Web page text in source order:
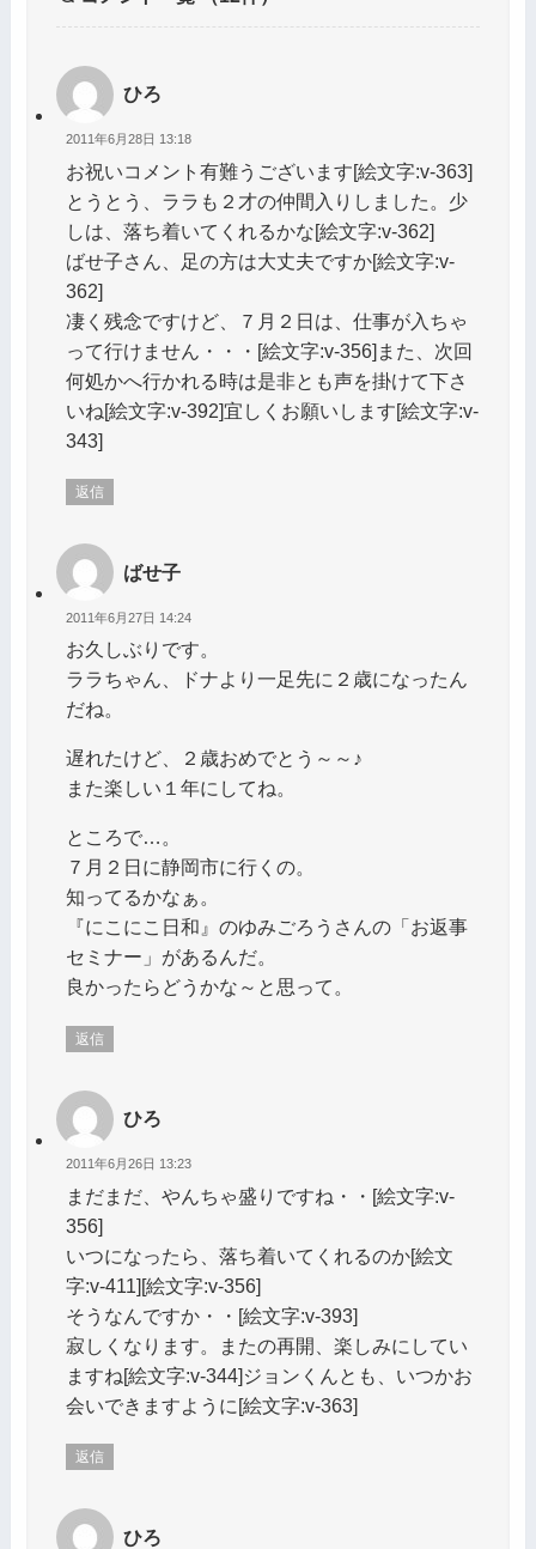
ひろ
2011年6月28日 13:18
お祝いコメント有難うございます[絵文字:v-363]
とうとう、ララも２才の仲間入りしました。少
しは、落ち着いてくれるかな[絵文字:v-362]
ばせ子さん、足の方は大丈夫ですか[絵文字:v-
362]
凄く残念ですけど、７月２日は、仕事が入ちゃ
って行けません・・・[絵文字:v-356]また、次回
何処かへ行かれる時は是非とも声を掛けて下さ
いね[絵文字:v-392]宜しくお願いします[絵文字:v-
343]
返信
ばせ子
2011年6月27日 14:24
お久しぶりです。
ララちゃん、ドナより一足先に２歳になったん
だね。
遅れたけど、２歳おめでとう～～♪
また楽しい１年にしてね。
ところで…。
７月２日に静岡市に行くの。
知ってるかなぁ。
『にこにこ日和』のゆみごろうさんの「お返事
セミナー」があるんだ。
良かったらどうかな～と思って。
返信
ひろ
2011年6月26日 13:23
まだまだ、やんちゃ盛りですね・・[絵文字:v-
356]
いつになったら、落ち着いてくれるのか[絵文
字:v-411][絵文字:v-356]
そうなんですか・・[絵文字:v-393]
寂しくなります。またの再開、楽しみにしてい
ますね[絵文字:v-344]ジョンくんとも、いつかお
会いできますように[絵文字:v-363]
返信
ひろ